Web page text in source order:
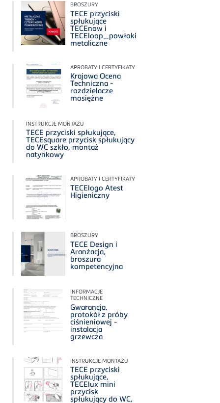
BROSZURY
TECE przyciski
spłukujące
TECEnow i
TECEloop_powłoki
metaliczne
APROBATY I CERTYFIKATY
Krajowa Ocena
Techniczna -
rozdzielacze
mosiężne
INSTRUKCJE MONTAŻU
TECE przyciski spłukujące,
TECEsquare przycisk spłukujący
do WC szkło, montaż
natynkowy
APROBATY I CERTYFIKATY
TECElogo Atest
Higieniczny
BROSZURY
TECE Design i
Aranżacja,
broszura
kompetencyjna
INFORMACJE
TECHNICZNE
Gwarancja,
protokół z próby
ciśnieniowej -
instalacja
grzewcza
INSTRUKCJE MONTAŻU
TECE przyciski
spłukujące,
TECElux mini
przycisk
spłukujący do WC,